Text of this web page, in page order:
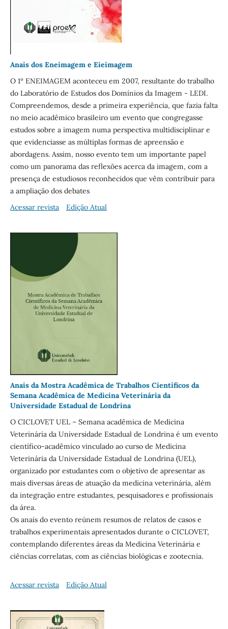
Anais dos Eneimagem e Eieimagem
O 1º ENEIMAGEM aconteceu em 2007, resultante do trabalho
do Laboratório de Estudos dos Domínios da Imagem - LEDI.
Compreendemos, desde a primeira experiência, que fazia falta
no meio acadêmico brasileiro um evento que congregasse
estudos sobre a imagem numa perspectiva multidisciplinar e
que evidenciasse as múltiplas formas de apreensão e
abordagens. Assim, nosso evento tem um importante papel
como um panorama das reflexões acerca da imagem, com a
presença de estudiosos reconhecidos que vêm contribuir para
a ampliação dos debates
Acessar revista
Edição Atual
Anais da Mostra Acadêmica de Trabalhos Científicos da
Semana Acadêmica de Medicina Veterinária da
Universidade Estadual de Londrina
O CICLOVET UEL – Semana acadêmica de Medicina
Veterinária da Universidade Estadual de Londrina é um evento
científico-acadêmico vinculado ao curso de Medicina
Veterinária da Universidade Estadual de Londrina (UEL),
organizado por estudantes com o objetivo de apresentar as
mais diversas áreas de atuação da medicina veterinária, além
da integração entre estudantes, pesquisadores e profissionais
da área.
Os anais do evento reúnem resumos de relatos de casos e
trabalhos experimentais apresentados durante o CICLOVET,
contemplando diferentes áreas da Medicina Veterinária e
ciências correlatas, com as ciências biológicas e zootecnia.
Acessar revista Edição Atual